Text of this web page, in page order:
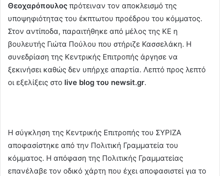
Θεοχαρόπουλος πρότειναν τον αποκλεισμό της
υποψηφιότητας του έκπτωτου προέδρου του κόμματος.
Στον αντίποδα, παραιτήθηκε από μέλος της ΚΕ η
βουλευτής Γιώτα Πούλου που στήριζε Κασσελάκη. Η
συνεδρίαση της Κεντρικής Επιτροπής άργησε να
ξεκινήσει καθώς δεν υπήρχε απαρτία. Λεπτό προς λεπτό
οι εξελίξεις στο live blog του newsit.gr.
Η σύγκληση της Κεντρικής Επιτροπής του ΣΥΡΙΖΑ
αποφασίστηκε από την Πολιτική Γραμματεία του
κόμματος. Η απόφαση της Πολιτικής Γραμματείας
επανέλαβε τον οδικό χάρτη που έχει αποφασιστεί για το